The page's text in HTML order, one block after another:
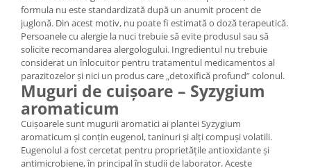
formula nu este standardizată după un anumit procent de
juglonă. Din acest motiv, nu poate fi estimată o doză terapeutică.
Persoanele cu alergie la nuci trebuie să evite produsul sau să
solicite recomandarea alergologului. Ingredientul nu trebuie
considerat un înlocuitor pentru tratamentul medicamentos al
parazitozelor și nici un produs care „detoxifică profund” colonul.
Muguri de cuișoare – Syzygium
aromaticum
Cuișoarele sunt mugurii aromatici ai plantei Syzygium
aromaticum și conțin eugenol, taninuri și alți compuși volatili.
Eugenolul a fost cercetat pentru proprietățile antioxidante și
antimicrobiene, în principal în studii de laborator. Aceste